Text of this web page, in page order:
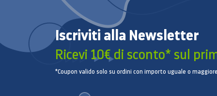
Iscriviti alla Newsletter
Ricevi 10€ di sconto* sul
*Coupon valido solo su ordini con importo uguale o